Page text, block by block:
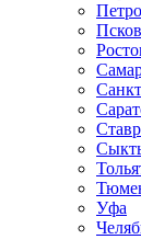
Псков
Уфа